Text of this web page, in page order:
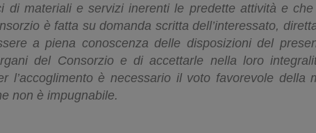
di materiali e servizi inerenti le predette attività e
è fatta su domanda scritta dell’interessato,
a piena conoscenza delle disposizioni del
del Consorzio e di accettarle nella loro
l’accoglimento è necessario il voto favorevole della
non è impugnabile.